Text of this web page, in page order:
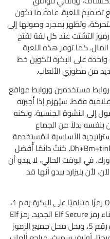
اللعبة. عادةً ما تكون
وتظهر بمجرد وصولها إلى
التشتت عند كل لفة لفتح
كما توفر هذه اللعبة
واحدة على البكرة لتكوين خط
من مطوري الألعاب.
يتضمن موقع VegasMaster.com روابط مستخدمين وروابط مواقع
فقط. سيُهزم إذا أجبرته
إلى النشوة الجنسية، ولكنه
بنفسه بدلاً من الجماع
الأساسية المُستخدمة
ضد الأورك هي Dh+Bm+tinker+Mass Talons. كنتُ دائمًا أُفضل
في الوقت الحالي، لا يبدو أن
لأن بليزارد يبدو أنها قد
في المقامرة العادية، يصبح رمز Orc رمزًا متناميًا على البكرة رقم 1،
ويمكنك اختيار الرموز الأخرى باستثناء رمز Elf Secure الجديد. رمز Elf
الجديد هو رمز متنامي على البكرة رقم 5، ويحل محل جميع الرموز